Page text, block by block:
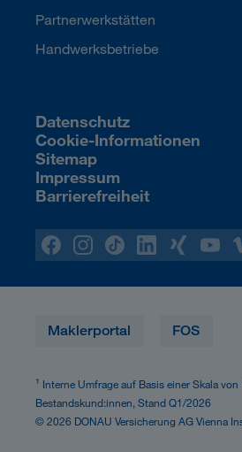
Maklerportal FOS
1 Interne Umfrage auf Basis einer Skala
Bestandskund:innen, Stand Q1/2026
© 2026 DONAU Versicherung AG Vienna
Partnerwerkstätten
Handwerksbetriebe
Datenschutz
Cookie-Informationen
Sitemap
Impressum
Barrierefreiheit